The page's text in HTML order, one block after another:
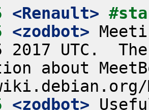
<Renault>
<zodbot>
2017 UTC.
about
<zodbot>